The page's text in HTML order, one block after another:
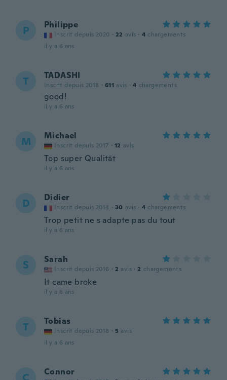
P Philippe
Inscrit depuis 2020 · 22 avis · 4 chargements
il y a 6 ans
T TADASHI
Inscrit depuis 2018 · 611 avis · 4 chargements
good!
il y a 6 ans
M Michael
Inscrit depuis 2017 · 12 avis
Top super Qualität
il y a 6 ans
D Didier
Inscrit depuis 2014 · 30 avis · 4 chargements
Trop petit ne s adapte pas du tout
il y a 6 ans
S Sarah
Inscrit depuis 2016 · 2 avis · 2 chargements
It came broke
il y a 6 ans
T Tobias
Inscrit depuis 2018 · 5 avis
il y a 6 ans
Connor